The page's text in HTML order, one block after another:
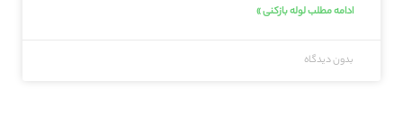
ادامه مطلب لوله بازکنی »
بدون دیدگاه